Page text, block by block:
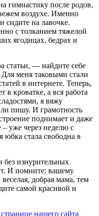
гимнастику после родов,
воздухе. Именно
сидите на лавочке.
с толканием тяжелой
ягодицах, бедрах и
статьи, — найдите себе
Для меня таковыми стали
в интернете. Теперь,
в кроватке, а вся работа
я вяжу
пишу. И грамотность
поднимает и даже
– уже через неделю с
стала свободна в
без изнурительных
И помните: вашему
добрая мама, тем
самой красивой и
нашего сайта